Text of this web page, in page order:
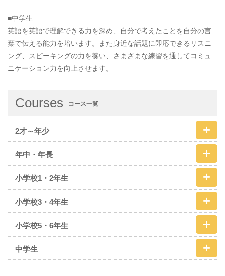
■中学生
英語を英語で理解できる力を深め、自分で考えたことを自分の言
葉で伝える能力を培います。また身近な話題に即応できるリスニ
ング、スピーキングの力を養い、さまざまな練習を通してコミュ
ニケーション力を向上させます。
Courses コース一覧
2才～年少
年中・年長
小学校1・2年生
小学校3・4年生
小学校5・6年生
中学生